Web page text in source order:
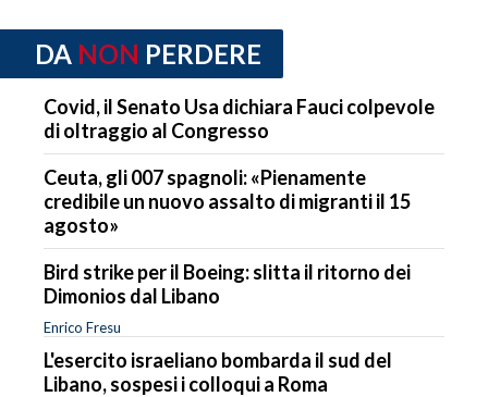
DA NON PERDERE
Covid, il Senato Usa dichiara Fauci colpevole
di oltraggio al Congresso
Ceuta, gli 007 spagnoli: «Pienamente
credibile un nuovo assalto di migranti il 15
agosto»
Bird strike per il Boeing: slitta il ritorno dei
Dimonios dal Libano
Enrico Fresu
L'esercito israeliano bombarda il sud del
Libano, sospesi i colloqui a Roma